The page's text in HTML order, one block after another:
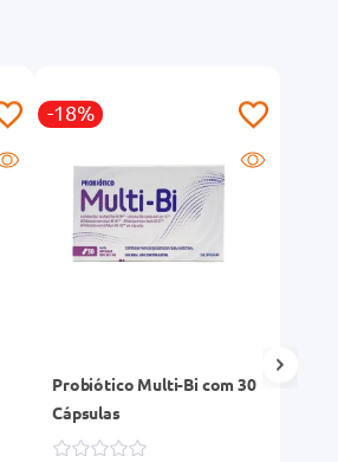
-18%
Probiótico Multi-Bi com 30
Cápsulas